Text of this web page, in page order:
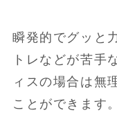
瞬発的でグッと
トレなどが苦手
ィスの場合は無
ことができます